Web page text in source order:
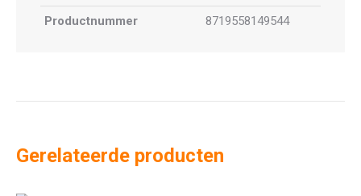
Productnummer 8719558149544
Gerelateerde producten